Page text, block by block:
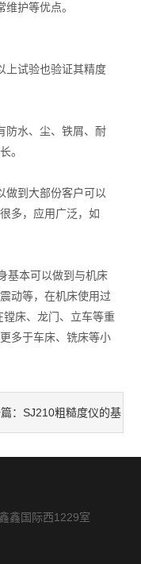
护等优点。
试验也验证其精度
水、尘、铁屑、耐
。
到大部份客户可以
多，应用广泛，如
本可以做到与机床
动等，在机床使用过
床、龙门、立车等重
多于车床、铣床等小
： SJ210粗糙度仪的基
鑫国际西1229室